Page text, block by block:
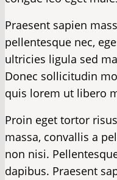
Praesent sapien
pellentesque nec,
ultricies ligula sed
Donec sollicitudin
quis lorem ut libero
Proin eget tortor
massa, convallis a
non nisi.
dapibus. Praesent